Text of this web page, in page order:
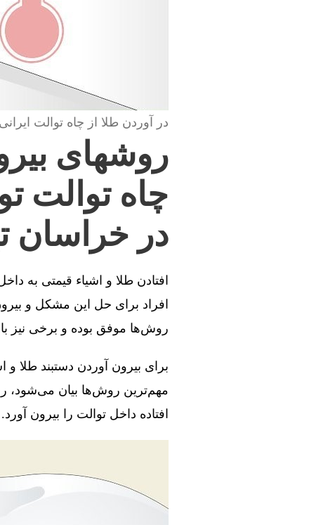
در آوردن طلا از چاه توالت
روشهای
چاه توالت
در خراسان
افتادن طلا و اشیاء قیمتی به
افراد برای حل این مشکل و
روش‌ها موفق بوده و برخی
برای بیرون آوردن دستبند طلا
مهم‌ترین روش‌ها بیان می‌شود،
افتاده داخل توالت را بیرون آورد.